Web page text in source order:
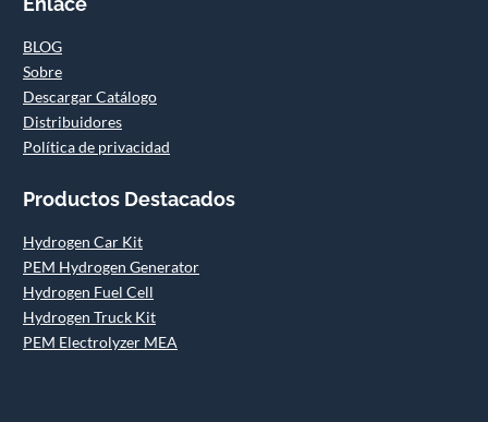
BLOG
Sobre
Descargar Catálogo
Distribuidores
Política de privacidad
Productos Destacados
Hydrogen Car Kit
PEM Hydrogen Generator
Hydrogen Fuel Cell
Hydrogen Truck Kit
PEM Electrolyzer MEA